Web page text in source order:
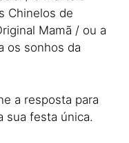
Chinelos de
Mamã / ou a
os sonhos da
a resposta para
sua festa única.